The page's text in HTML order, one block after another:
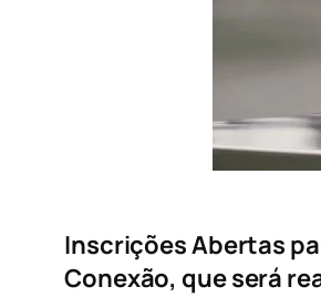
Inscrições Abertas
Conexão, que será